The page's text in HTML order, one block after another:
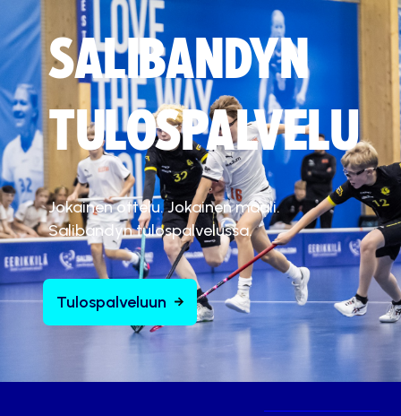
SALIBANDYN
TULOSPALVELU
Jokainen ottelu. Jokainen maali.
Salibandyn tulospalvelussa.
Tulospalveluun